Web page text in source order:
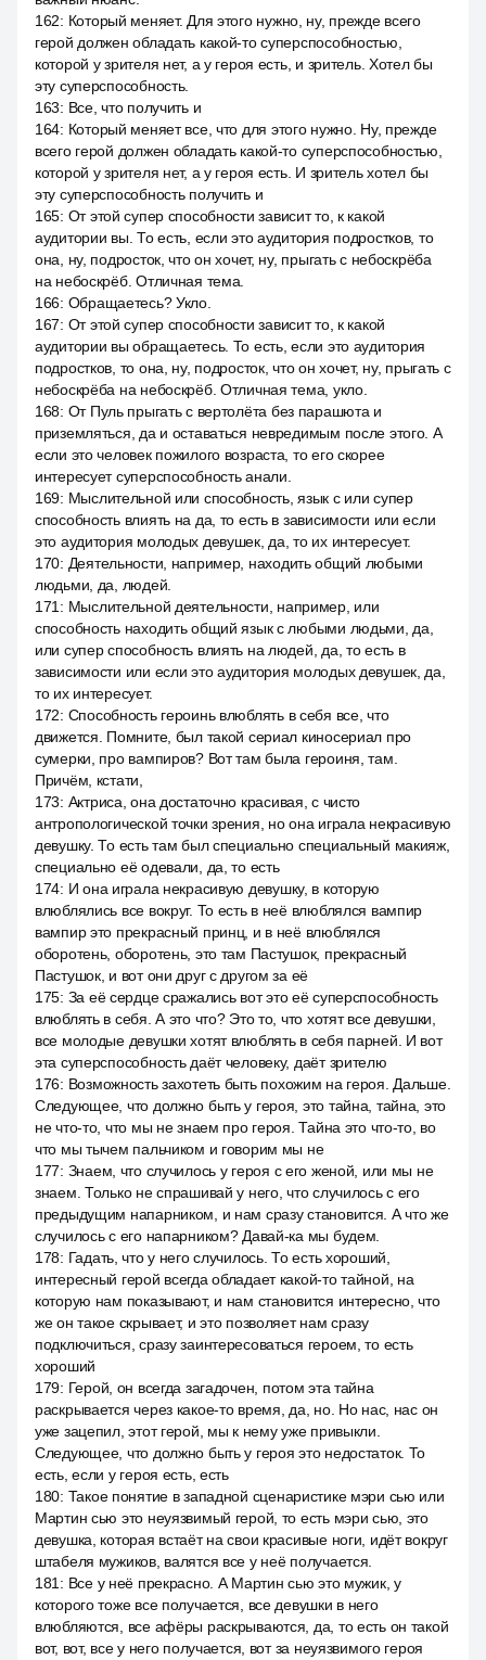
162: Который меняет. Для этого нужно, ну, прежде всего
герой должен обладать какой-то суперспособностью,
которой у зрителя нет, а у героя есть, и зритель. Хотел бы
эту суперспособность.
163: Все, что получить и
164: Который меняет все, что для этого нужно. Ну, прежде
всего герой должен обладать какой-то суперспособностью,
которой у зрителя нет, а у героя есть. И зритель хотел бы
эту суперспособность получить и
165: От этой супер способности зависит то, к какой
аудитории вы. То есть, если это аудитория подростков, то
она, ну, подросток, что он хочет, ну, прыгать с небоскрёба
на небоскрёб. Отличная тема.
166: Обращаетесь? Укло.
167: От этой супер способности зависит то, к какой
аудитории вы обращаетесь. То есть, если это аудитория
подростков, то она, ну, подросток, что он хочет, ну, прыгать с
небоскрёба на небоскрёб. Отличная тема, укло.
168: От Пуль прыгать с вертолёта без парашюта и
приземляться, да и оставаться невредимым после этого. А
если это человек пожилого возраста, то его скорее
интересует суперспособность анали.
169: Мыслительной или способность, язык с или супер
способность влиять на да, то есть в зависимости или если
это аудитория молодых девушек, да, то их интересует.
170: Деятельности, например, находить общий любыми
людьми, да, людей.
171 : Мыслительной деятельности, например, или
способность находить общий язык с любыми людьми, да,
или супер способность влиять на людей, да, то есть в
зависимости или если это аудитория молодых девушек, да,
то их интересует.
172: Способность героинь влюблять в себя все, что
движется. Помните, был такой сериал киносериал про
сумерки, про вампиров? Вот там была героиня, там.
Причём, кстати,
173: Актриса, она достаточно красивая, с чисто
антропологической точки зрения, но она играла некрасивую
девушку. То есть там был специально специальный макияж,
специально её одевали, да, то есть
174: И она играла некрасивую девушку, в которую
влюблялись все вокруг. То есть в неё влюблялся вампир
вампир это прекрасный принц, и в неё влюблялся
оборотень, оборотень, это там Пастушок, прекрасный
Пастушок, и вот они друг с другом за её
175: За её сердце сражались вот это её суперспособность
влюблять в себя. А это что? Это то, что хотят все девушки,
все молодые девушки хотят влюблять в себя парней. И вот
эта суперспособность даёт человеку, даёт зрителю
176: Возможность захотеть быть похожим на героя. Дальше.
Следующее, что должно быть у героя, это тайна, тайна, это
не что-то, что мы не знаем про героя. Тайна это что-то, во
что мы тычем пальчиком и говорим мы не
177: Знаем, что случилось у героя с его женой, или мы не
знаем. Только не спрашивай у него, что случилось с его
предыдущим напарником, и нам сразу становится. А что же
случилось с его напарником? Давай-ка мы будем.
178: Гадать, что у него случилось. То есть хороший,
интересный герой всегда обладает какой-то тайной, на
которую нам показывают, и нам становится интересно, что
же он такое скрывает, и это позволяет нам сразу
подключиться, сразу заинтересоваться героем, то есть
хороший
179: Герой, он всегда загадочен, потом эта тайна
раскрывается через какое-то время, да, но. Но нас, нас он
уже зацепил, этот герой, мы к нему уже привыкли.
Следующее, что должно быть у героя это недостаток. То
есть, если у героя есть, есть
180: Такое понятие в западной сценаристике мэри сью или
Мартин сью это неуязвимый герой, то есть мэри сью, это
девушка, которая встаёт на свои красивые ноги, идёт вокруг
штабеля мужиков, валятся все у неё получается.
181 : Все у неё прекрасно. А Мартин сью это мужик, у
которого тоже все получается, все девушки в него
влюбляются, все афёры раскрываются, да, то есть он такой
вот, вот, все у него получается, вот за неуязвимого героя